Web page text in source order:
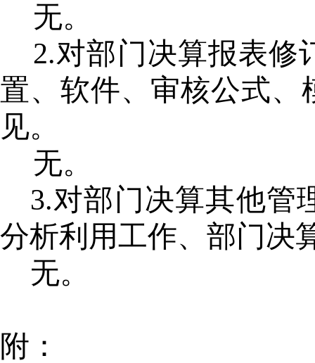
无。
2.对部门决算报表修
置、软件、 审核公式、
见。
无。
3.对部门决算其他管
分析利用工作、部门决
无。
附：